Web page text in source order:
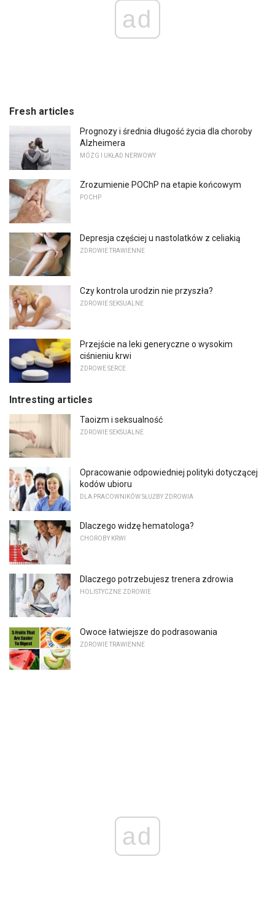
ad
Fresh articles
Prognozy i średnia długość życia dla choroby
Alzheimera
MÓZG I UKŁAD NERWOWY
Zrozumienie POChP na etapie końcowym
POCHP
Depresja częściej u nastolatków z celiakią
ZDROWIE TRAWIENNE
Czy kontrola urodzin nie przyszła?
ZDROWIE SEKSUALNE
Przejście na leki generyczne o wysokim
ciśnieniu krwi
ZDROWE SERCE
Intresting articles
Taoizm i seksualność
ZDROWIE SEKSUALNE
Opracowanie odpowiedniej polityki dotyczącej
kodów ubioru
DLA PRACOWNIKÓW SŁUŻBY ZDROWIA
Dlaczego widzę hematologa?
CHOROBY KRWI
Dlaczego potrzebujesz trenera zdrowia
HOLISTYCZNE ZDROWIE
Owoce łatwiejsze do podrasowania
ZDROWIE TRAWIENNE
ad